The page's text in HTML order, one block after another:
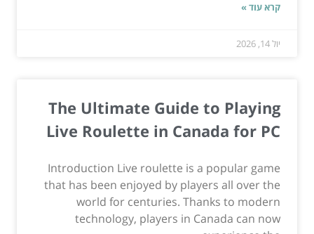
קרא עוד »
יול 14, 2026
The Ultimate Guide to Playing
Live Roulette in Canada for PC
Introduction Live roulette is a popular game
that has been enjoyed by players all over the
world for centuries. Thanks to modern
technology, players in Canada can now